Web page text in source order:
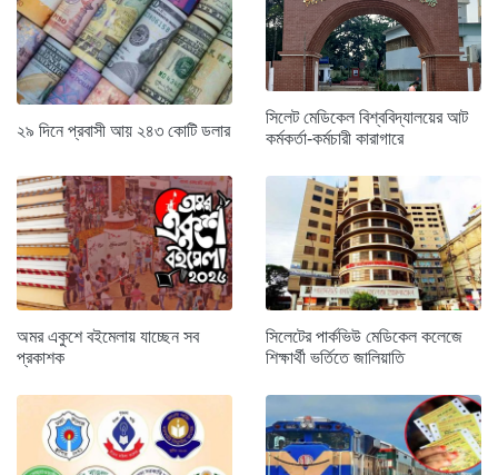
২৯ দিনে প্রবাসী আয় ২৪৩ কোটি ডলার
সিলেট মেডিকেল বিশ্ববিদ্যালয়ের আট
কর্মকর্তা-কর্মচারী কারাগারে
অমর একুশে বইমেলায় যাচ্ছেন সব
প্রকাশক
সিলেটের পার্কভিউ মেডিকেল কলেজে
শিক্ষার্থী ভর্তিতে জালিয়াতি